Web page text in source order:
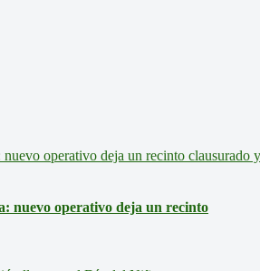
nuevo operativo deja un recinto